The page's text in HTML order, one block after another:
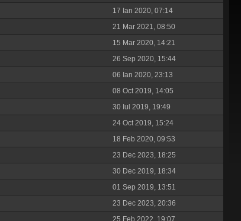
17 Ian 2020, 07:14
21 Mar 2021, 08:50
15 Mar 2020, 14:21
26 Sep 2020, 15:44
06 Ian 2020, 23:13
08 Oct 2019, 14:05
30 Iul 2019, 19:49
24 Oct 2019, 15:24
18 Feb 2020, 09:53
23 Dec 2023, 18:25
30 Dec 2019, 18:34
01 Sep 2019, 13:51
23 Dec 2023, 20:36
25 Feb 2022, 19:07